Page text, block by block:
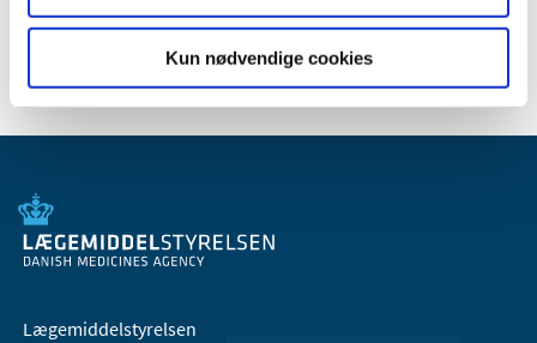
Kun nødvendige cookies
2005 (2)
Lægemiddelstyrelsen